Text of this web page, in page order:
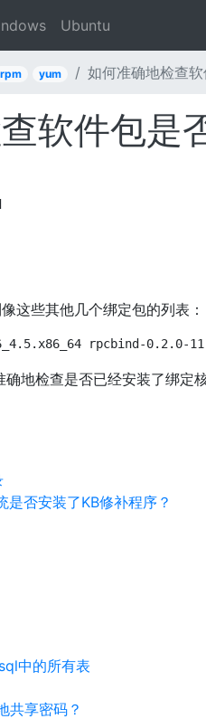
Ubuntu
rpm yum 如何准确地检查
软件包是
这些其他几个绑定包的列表：
rpcbind-0.2.0-
地检查是否已经安装了绑定
否安装了KB修补程序？
中的所有表
共享密码？